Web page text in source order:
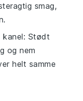
smag,
: Stødt
og nem
helt samme